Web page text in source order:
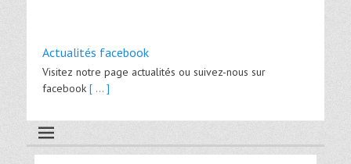
Actualités facebook
Visitez notre page actualités ou suivez-nous sur
facebook [ ... ]